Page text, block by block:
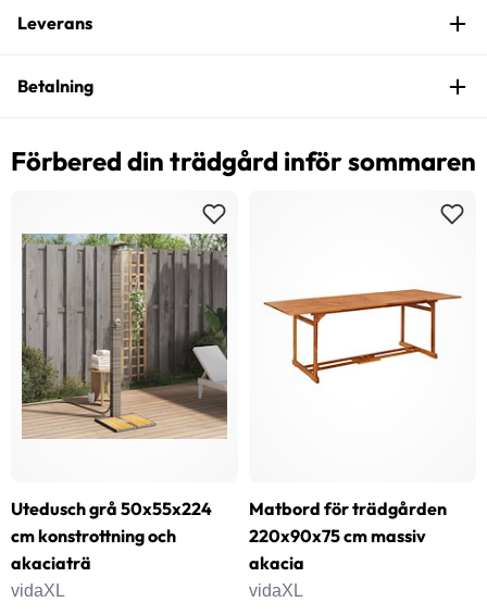
Leverans
Betalning
Förbered din trädgård inför sommaren
Utedusch grå 50x55x224
cm konstrottning och
akaciaträ
vidaXL
Matbord för trädgården
220x90x75 cm massiv
akacia
vidaXL